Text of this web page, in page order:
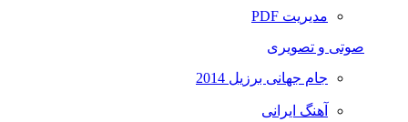
مدیریت PDF
صوتی و تصویری
جام جهانی برزیل 2014
آهنگ ایرانی